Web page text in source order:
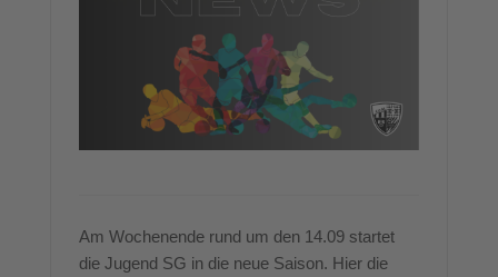
Am Wochenende rund um den 14.09 startet
die Jugend SG in die neue Saison. Hier die